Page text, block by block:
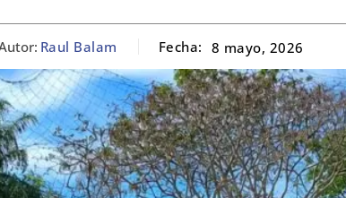
Raul Balam Fecha: 8 mayo, 2026